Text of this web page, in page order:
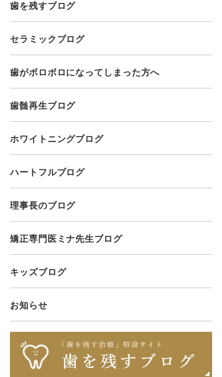
歯を残すブログ
セラミックブログ
歯がボロボロになってしまった方へ
歯髄再生ブログ
ホワイトニングブログ
ハートフルブログ
理事長のブログ
矯正専門医ミナ先生ブログ
キッズブログ
お知らせ